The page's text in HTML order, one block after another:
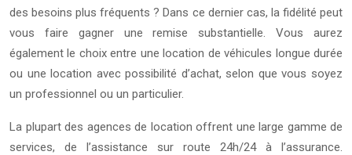
des besoins plus fréquents ? Dans ce dernier cas, la fidélité peut
vous faire gagner une remise substantielle. Vous aurez
également le choix entre une location de véhicules longue durée
ou une location avec possibilité d’achat, selon que vous soyez
un professionnel ou un particulier.
La plupart des agences de location offrent une large gamme de
services, de l’assistance sur route 24h/24 à l’assurance.